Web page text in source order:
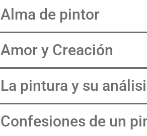
Alma de pintor
Amor y Creación
La pintura y su
Confesiones de un